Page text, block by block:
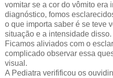
vomitar se a cor do vômito era
diagnóstico, fomos
o que importa saber é se teve
situação e a intensidade disso.
Ficamos aliviados com o
complicado observar essa
visual.
A Pediatra verifificou os